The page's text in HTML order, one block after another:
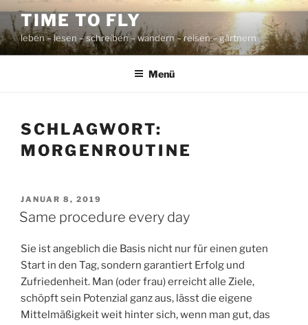
Zum
Inhalt
springen
TIME TO FLY
leben – lesen – schreiben – wandern – reisen – gärtnern
Menü
SCHLAGWORT:
MORGENROUTINE
VERÖFFENTLICHT
AM
JANUAR 8, 2019
Same procedure every day
Sie ist angeblich die Basis nicht nur für einen guten
Start in den Tag, sondern garantiert Erfolg und
Zufriedenheit. Man (oder frau) erreicht alle Ziele,
schöpft sein Potenzial ganz aus, lässt die eigene
Mittelmäßigkeit weit hinter sich, wenn man gut, das